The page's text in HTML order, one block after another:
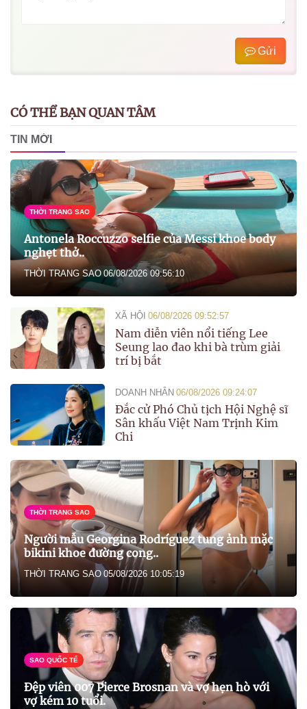
Gửi
CÓ THỂ BẠN QUAN TÂM
TIN MỚI
THỜI TRANG SAO
Antonela Roccuzzo selfie của Messi khoe body
nghẹt thở..
THỜI TRANG SAO 06/08/2026 09:56:10
XÃ HỘI 06/08/2026 09:52:57
Nam diễn viên nổi tiếng Lee
Seung lao đao khi bà trùm giải
trí bị bắt
DOANH NHÂN 06/08/2026 09:24:07
Đắc cử Phó Chủ tịch Hội Nghệ sĩ
Sân khấu Việt Nam Trịnh Kim
Chi
THỜI TRANG SAO
Người mẫu Georgina Rodríguez tung ảnh mặc
bikini khoe đường cong..
THỜI TRANG SAO 05/08/2026 10:05:19
SAO QUỐC TẾ
Đệp viên 007 Pierce Brosnan và vợ hẹn hò với
vợ kém 10 tuổi.